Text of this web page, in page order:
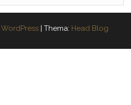
WordPress | Thema: Head Blog